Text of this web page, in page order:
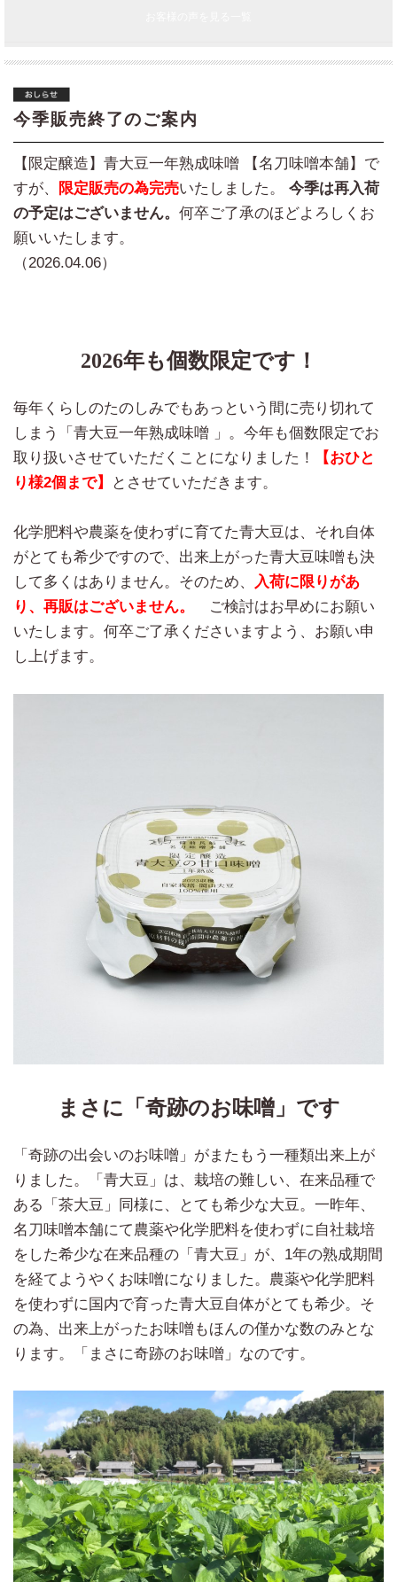
今季販売終了のご案内
【限定醸造】青大豆一年熟成味噌 【名刀味噌本舗】で
すが、
限定販売の為完売いたしました。 今季は再入荷
の予定はございません。 何卒ご了承のほどよろしくお
願いいたします。
（2026.04.06）
2026年も個数限定です！
毎年くらしのたのしみでもあっという間に売り切れて
しまう「青大豆一年熟成味噌 」。今年も個数限定でお
取り扱いさせていただくことになりました！
【おひと
り様2個まで】
とさせていただきます。
化学肥料や農薬を使わずに育てた青大豆は、それ自体
がとても希少ですので、出来上がった青大豆味噌も決
して多くはありません。そのため、
入荷に限りがあ
り、再販はございません。
ご検討はお早めにお願い
いたします。何卒ご了承くださいますよう、お願い申
し上げます。
まさに「奇跡のお味噌」です
「奇跡の出会いのお味噌」がまたもう一種類出来上が
りました。「青大豆」は、栽培の難しい、在来品種で
ある「茶大豆」同様に、とても希少な大豆。一昨年、
名刀味噌本舗にて農薬や化学肥料を使わずに自社栽培
をした希少な在来品種の「青大豆」が、1年の熟成期間
を経てようやくお味噌になりました。農薬や化学肥料
を使わずに国内で育った青大豆自体がとても希少。そ
の為、出来上がったお味噌もほんの僅かな数のみとな
ります。「まさに奇跡のお味噌」なのです。